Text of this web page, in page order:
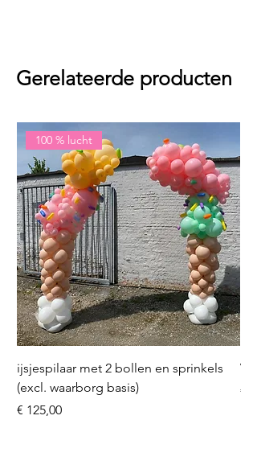
Gerelateerde producten
100 % lucht
ijsjespilaar met 2 bollen en sprinkels
(excl. waarborg basis)
Prijs
€ 125,00
Prijs
€